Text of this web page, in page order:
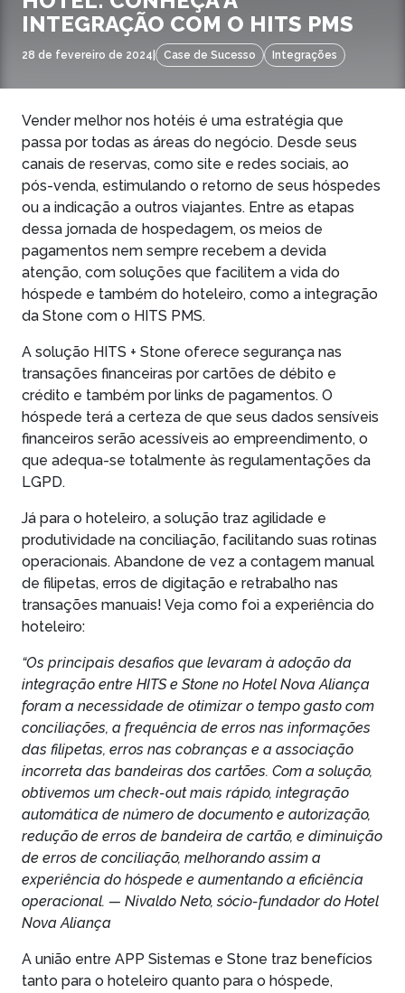
INTEGRAÇÃO COM O HITS PMS
28 de fevereiro de 2024 Case de Sucesso Integrações
Vender melhor nos hotéis é uma estratégia que
passa por todas as áreas do negócio. Desde seus
canais de reservas, como site e redes sociais, ao
pós-venda, estimulando o retorno de seus hóspedes
ou a indicação a outros viajantes. Entre as etapas
dessa jornada de hospedagem, os meios de
pagamentos nem sempre recebem a devida
atenção, com soluções que facilitem a vida do
hóspede e também do hoteleiro, como a integração
da Stone com o HITS PMS.
A solução HITS + Stone oferece segurança nas
transações financeiras por cartões de débito e
crédito e também por links de pagamentos. O
hóspede terá a certeza de que seus dados sensíveis
financeiros serão acessíveis ao empreendimento, o
que adequa-se totalmente às regulamentações da
LGPD.
Já para o hoteleiro, a solução traz agilidade e
produtividade na conciliação, facilitando suas rotinas
operacionais. Abandone de vez a contagem manual
de filipetas, erros de digitação e retrabalho nas
transações manuais! Veja como foi a experiência do
hoteleiro:
“Os principais desafios que levaram à adoção da
integração entre HITS e Stone no Hotel Nova Aliança
foram a necessidade de otimizar o tempo gasto com
conciliações, a frequência de erros nas informações
das filipetas, erros nas cobranças e a associação
incorreta das bandeiras dos cartões. Com a solução,
obtivemos um check-out mais rápido, integração
automática de número de documento e autorização,
redução de erros de bandeira de cartão, e diminuição
de erros de conciliação, melhorando assim a
experiência do hóspede e aumentando a eficiência
operacional. — Nivaldo Neto, sócio-fundador do Hotel
Nova Aliança
A união entre APP Sistemas e Stone traz benefícios
tanto para o hoteleiro quanto para o hóspede,